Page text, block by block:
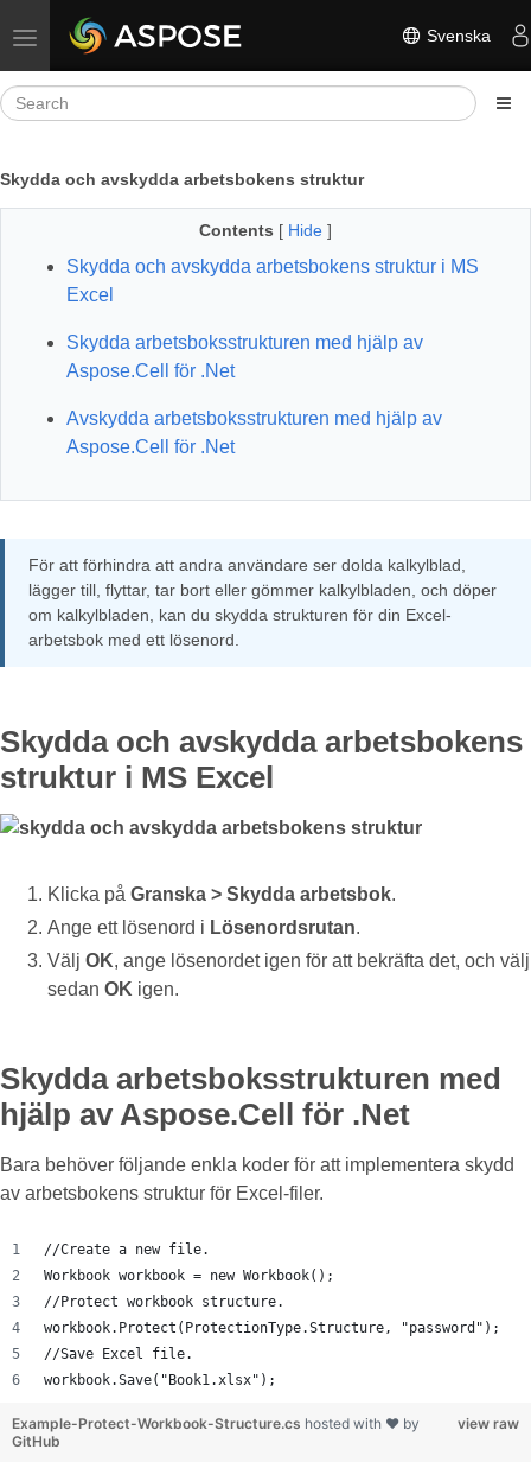
Toggle navigation Svenska
Skydda och avskydda arbetsbokens struktur
Contents [ Hide ]
Skydda och avskydda arbetsbokens struktur i MS
Excel
Skydda arbetsboksstrukturen med hjälp av
Aspose.Cell för .Net
Avskydda arbetsboksstrukturen med hjälp av
Aspose.Cell för .Net
För att förhindra att andra användare ser dolda kalkylblad,
lägger till, flyttar, tar bort eller gömmer kalkylbladen, och döper
om kalkylbladen, kan du skydda strukturen för din Excel-
arbetsbok med ett lösenord.
Skydda och avskydda arbetsbokens
struktur i MS Excel
Klicka på Granska > Skydda arbetsbok.
Ange ett lösenord i Lösenordsrutan.
Välj OK, ange lösenordet igen för att bekräfta det, och välj
sedan OK igen.
Skydda arbetsboksstrukturen med
hjälp av Aspose.Cell för .Net
Bara behöver följande enkla koder för att implementera skydd
av arbetsbokens struktur för Excel-filer.
//Create a new file.
Workbook workbook = new Workbook();
//Protect workbook structure.
workbook.Protect(ProtectionType.Structure, "password");
//Save Excel file.
workbook.Save("Book1.xlsx");
view raw
Example-Protect-Workbook-Structure.cs hosted with ❤ by
GitHub